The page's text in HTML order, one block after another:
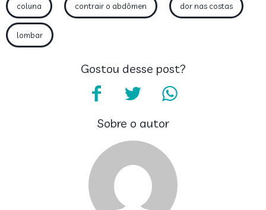
coluna contrair o abdômen dor nas costas
lombar
Gostou desse post?
Sobre o autor